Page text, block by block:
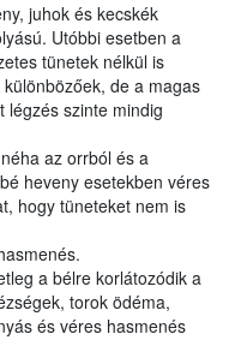
juhok és kecskék
Utóbbi esetben a
tünetek nélkül is
de a magas
légzés szinte mindig
az orrból és a
heveny esetekben véres
hogy tüneteket nem is
a bélre korlátozódik a
torok ödéma,
és véres hasmenés